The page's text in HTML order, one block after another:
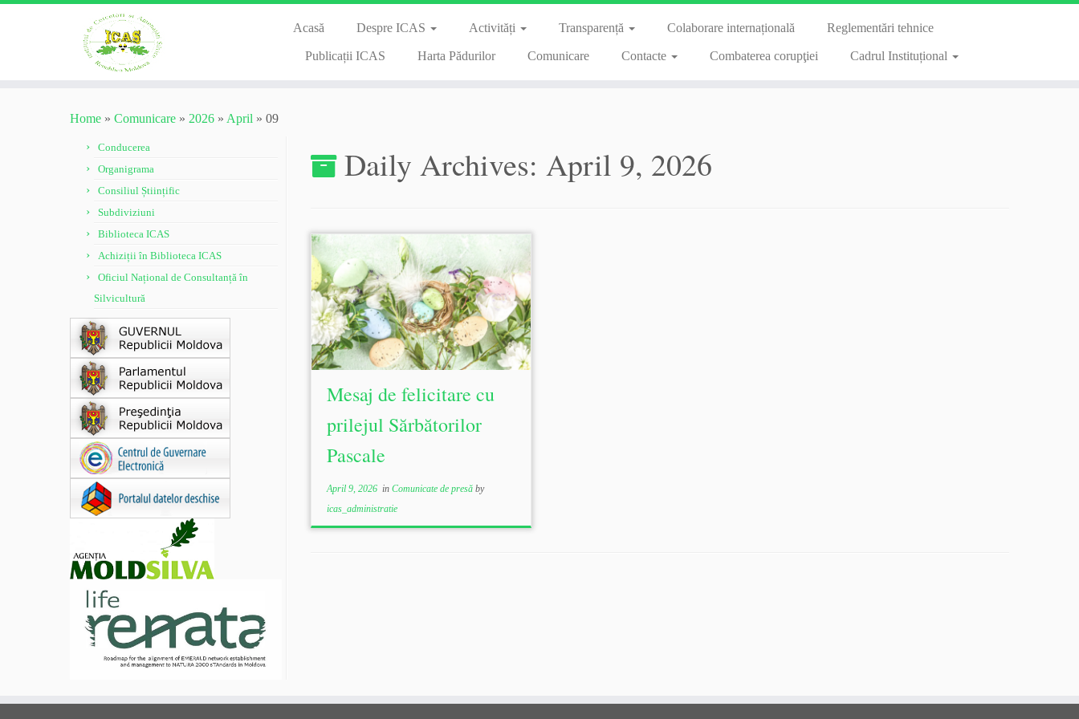
Acasă Despre ICAS Activități Transparență Colaborare internațională Reglementări tehnice
Publicații ICAS Harta Pădurilor Comunicare Contacte Combaterea corupţiei Cadrul Instituțional
Home » Comunicare » 2026 » April » 09
Conducerea
Organigrama
Consiliul Științific
Subdiviziuni
Biblioteca ICAS
Achiziții în Biblioteca ICAS
Oficiul Național de Consultanță în
Silvicultură
Daily Archives: April 9, 2026
Mesaj de felicitare cu
prilejul Sărbătorilor
Pascale
April 9, 2026 inComunicate de presăby
icas_administratie